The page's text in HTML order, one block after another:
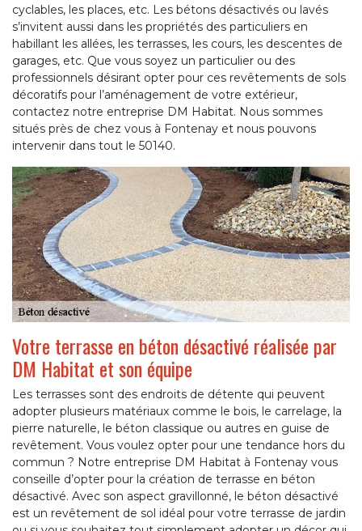
cyclables, les places, etc. Les bétons désactivés ou lavés
s’invitent aussi dans les propriétés des particuliers en
habillant les allées, les terrasses, les cours, les descentes de
garages, etc. Que vous soyez un particulier ou des
professionnels désirant opter pour ces revêtements de sols
décoratifs pour l’aménagement de votre extérieur,
contactez notre entreprise DM Habitat. Nous sommes
situés près de chez vous à Fontenay et nous pouvons
intervenir dans tout le 50140.
Votre terrasse en béton désactivé réalisée par
DM Habitat et son équipe
Les terrasses sont des endroits de détente qui peuvent
adopter plusieurs matériaux comme le bois, le carrelage, la
pierre naturelle, le béton classique ou autres en guise de
revêtement. Vous voulez opter pour une tendance hors du
commun ? Notre entreprise DM Habitat à Fontenay vous
conseille d’opter pour la création de terrasse en béton
désactivé. Avec son aspect gravillonné, le béton désactivé
est un revêtement de sol idéal pour votre terrasse de jardin